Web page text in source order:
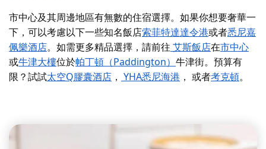
市中心及其周邊地區有無數的住宿選擇。如果你想要奢華一
下，可以考慮以下一些知名飯店索菲特達達令港或者悉尼嘉
佩樂酒店。如需更多精品選擇，請前往 艾斯飯店在市中心
或牛津大樓位於帕丁頓（Paddington） 牛津街。預算有
限？試試太空Q膠囊酒店 ， YHA悉尼海港 ， 或者考克頓。